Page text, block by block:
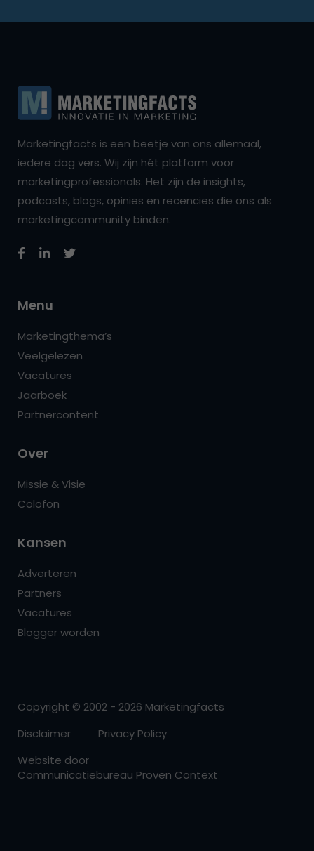
Marketingfacts is een beetje van ons allemaal,
iedere dag vers. Wij zijn hét platform voor
marketingprofessionals. Het zijn de insights,
podcasts, blogs, opinies en recencies die ons als
marketingcommunity binden.
Menu
Marketingthema’s
Veelgelezen
Vacatures
Jaarboek
Partnercontent
Over
Missie & Visie
Colofon
Kansen
Adverteren
Partners
Vacatures
Blogger worden
Copyright © 2002 - 2026 Marketingfacts
Disclaimer
Privacy Policy
Website door
Communicatiebureau Proven Context